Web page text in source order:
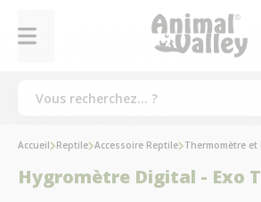
Accueil Reptile Accessoire Reptile Thermomètre et
Hygromètre Digital - Exo